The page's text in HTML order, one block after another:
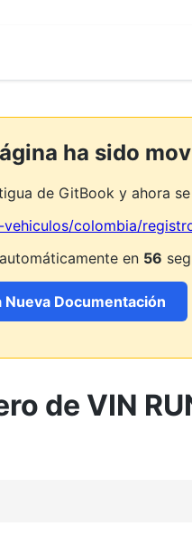
ha sido
de GitBook y ahora
colombia/
en 56
Nueva Documentación
de VIN